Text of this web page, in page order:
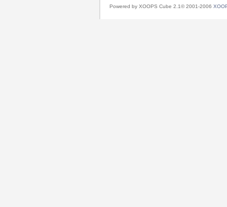
Powered by XOOPS Cube 2.1© 2001-2006